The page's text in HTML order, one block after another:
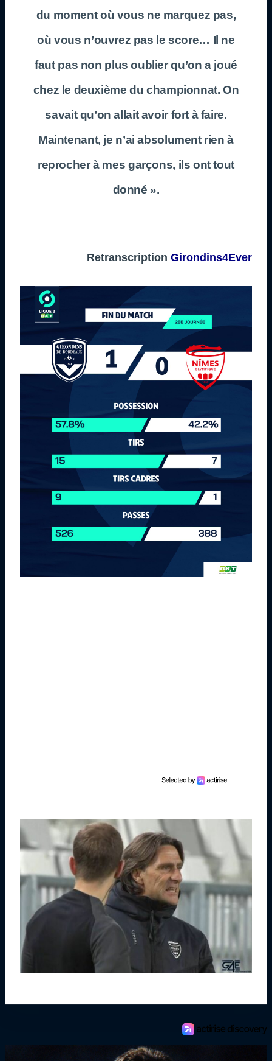
du moment où vous ne marquez pas,
où vous n’ouvrez pas le score… Il ne
faut pas non plus oublier qu’on a joué
chez le deuxième du championnat. On
savait qu’on allait avoir fort à faire.
Maintenant, je n’ai absolument rien à
reprocher à mes garçons, ils ont tout
donné ».
Retranscription Girondins4Ever